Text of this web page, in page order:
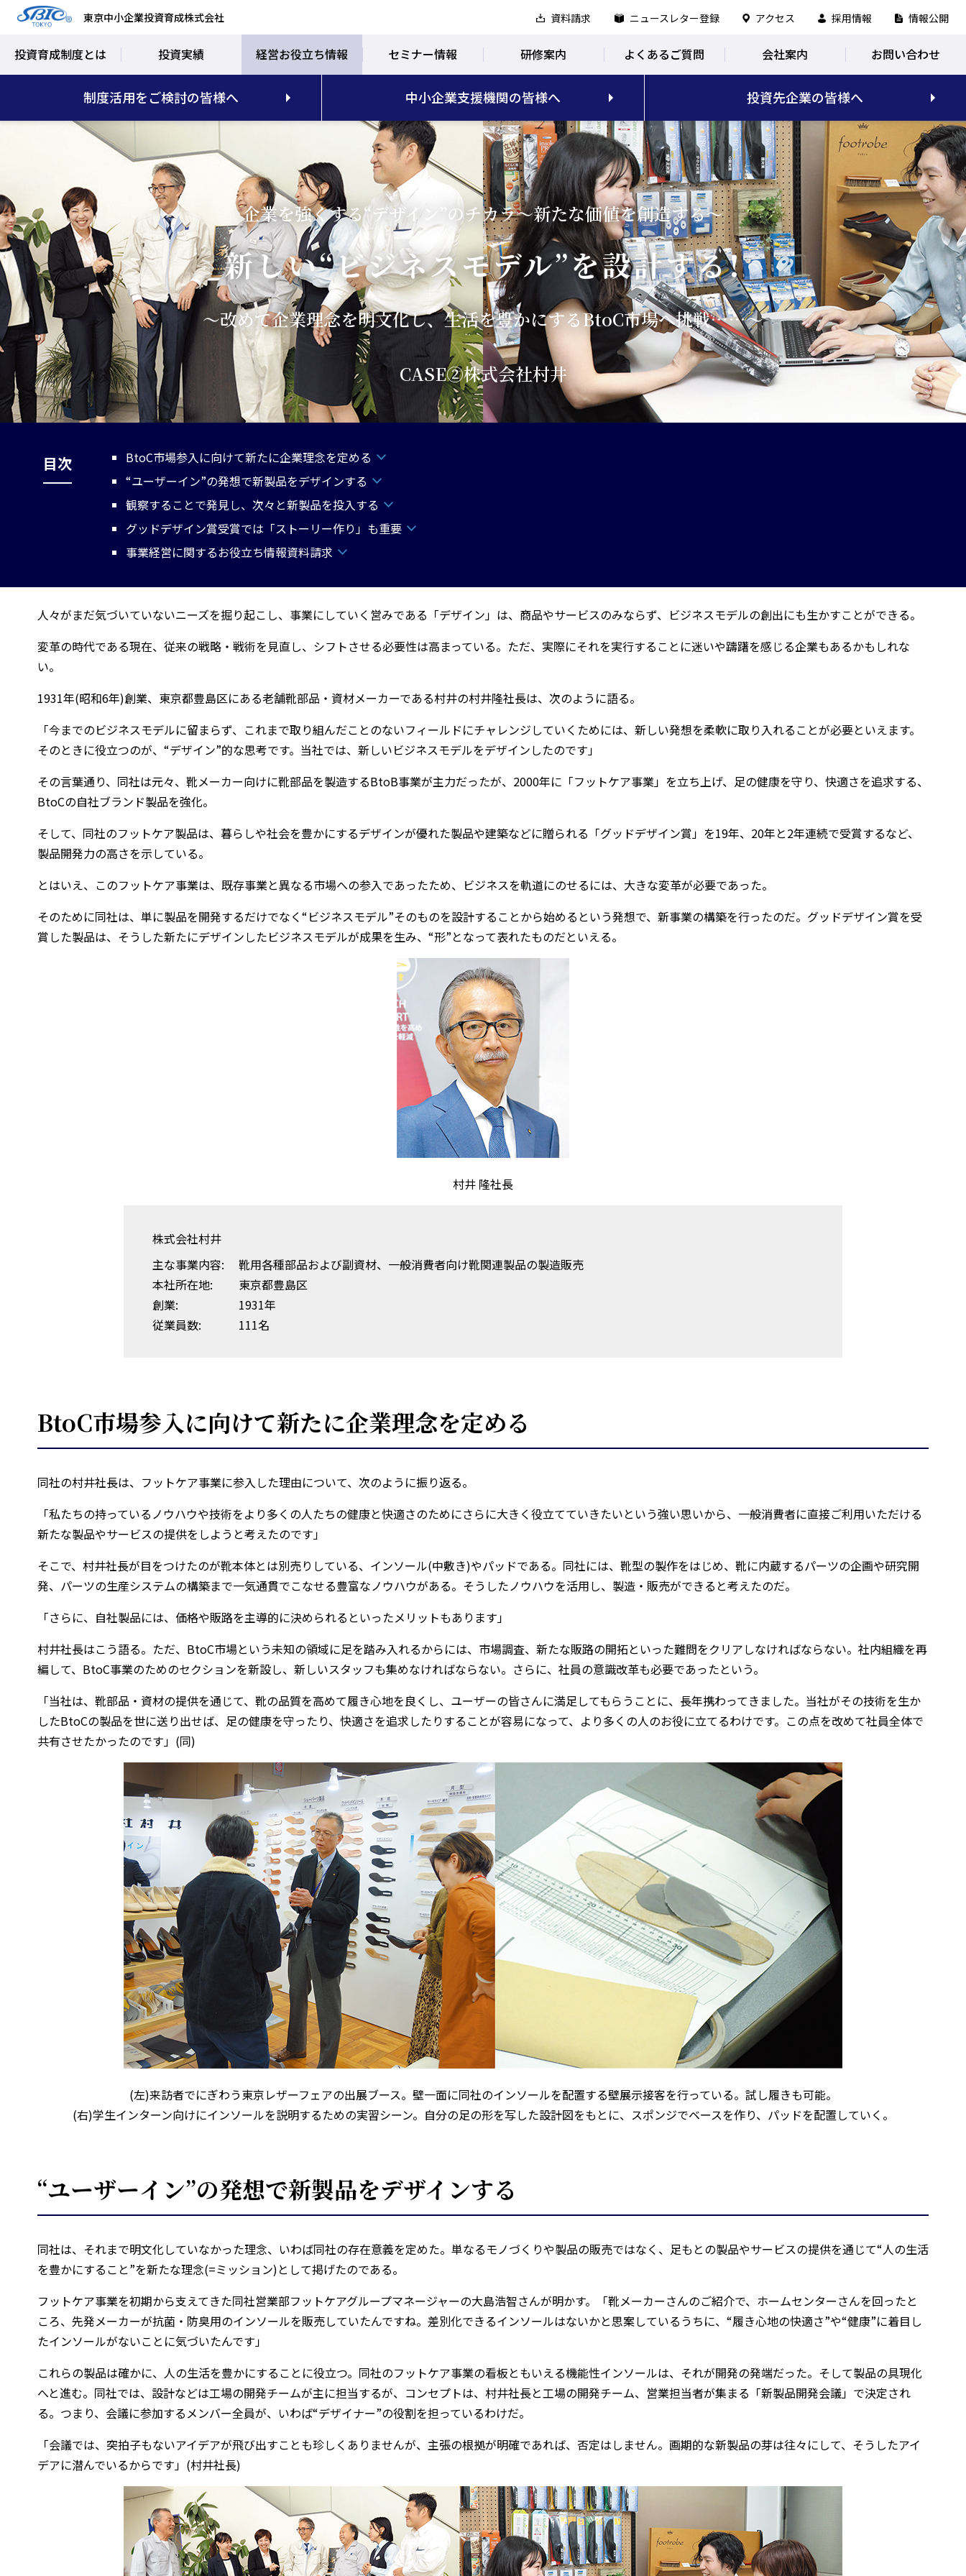
東京中小企業投資育成株式会社 資料請求 ニュースレター登録 アクセス 採用情報 情報公開
投資育成制度とは 投資実績 経営お役立ち情報 セミナー情報 研修案内 よくあるご質問 会社案内 お問い合わせ
制度活用をご検討の皆様へ 中小企業支援機関の皆様へ 投資先企業の皆様へ
企業を強くする“デザイン”のチカラ～新たな価値を創造する～
新しい“ビジネスモデル”を設計する!
～改めて企業理念を明文化し、生活を豊かにするBtoC市場へ挑戦……～
CASE②株式会社村井
目次
BtoC市場参入に向けて新たに企業理念を定める
“ユーザーイン”の発想で新製品をデザインする
観察することで発見し、次々と新製品を投入する
グッドデザイン賞受賞では「ストーリー作り」も重要
事業経営に関するお役立ち情報資料請求
人々がまだ気づいていないニーズを掘り起こし、事業にしていく営みである「デザイン」は、商品やサービスのみならず、ビジネスモデルの創出にも生かすことができる。
変革の時代である現在、従来の戦略・戦術を見直し、シフトさせる必要性は高まっている。ただ、実際にそれを実行することに迷いや躊躇を感じる企業もあるかもしれな
い。
1931年(昭和6年)創業、東京都豊島区にある老舗靴部品・資材メーカーである村井の村井隆社長は、次のように語る。
「今までのビジネスモデルに留まらず、これまで取り組んだことのないフィールドにチャレンジしていくためには、新しい発想を柔軟に取り入れることが必要といえます。
そのときに役立つのが、“デザイン”的な思考です。当社では、新しいビジネスモデルをデザインしたのです」
その言葉通り、同社は元々、靴メーカー向けに靴部品を製造するBtoB事業が主力だったが、2000年に「フットケア事業」を立ち上げ、足の健康を守り、快適さを追求する、
BtoCの自社ブランド製品を強化。
そして、同社のフットケア製品は、暮らしや社会を豊かにするデザインが優れた製品や建築などに贈られる「グッドデザイン賞」を19年、20年と2年連続で受賞するなど、
製品開発力の高さを示している。
とはいえ、このフットケア事業は、既存事業と異なる市場への参入であったため、ビジネスを軌道にのせるには、大きな変革が必要であった。
そのために同社は、単に製品を開発するだけでなく“ビジネスモデル”そのものを設計することから始めるという発想で、新事業の構築を行ったのだ。グッドデザイン賞を受
賞した製品は、そうした新たにデザインしたビジネスモデルが成果を生み、“形”となって表れたものだといえる。
村井 隆社長
株式会社村井
主な事業内容:
靴用各種部品および副資材、一般消費者向け靴関連製品の製造販売
本社所在地:
東京都豊島区
創業:
1931年
従業員数:
111名
BtoC市場参入に向けて新たに企業理念を定める
同社の村井社長は、フットケア事業に参入した理由について、次のように振り返る。
「私たちの持っているノウハウや技術をより多くの人たちの健康と快適さのためにさらに大きく役立てていきたいという強い思いから、一般消費者に直接ご利用いただける
新たな製品やサービスの提供をしようと考えたのです」
そこで、村井社長が目をつけたのが靴本体とは別売りしている、インソール(中敷き)やパッドである。同社には、靴型の製作をはじめ、靴に内蔵するパーツの企画や研究開
発、パーツの生産システムの構築まで一気通貫でこなせる豊富なノウハウがある。そうしたノウハウを活用し、製造・販売ができると考えたのだ。
「さらに、自社製品には、価格や販路を主導的に決められるといったメリットもあります」
村井社長はこう語る。ただ、BtoC市場という未知の領域に足を踏み入れるからには、市場調査、新たな販路の開拓といった難問をクリアしなければならない。社内組織を再
編して、BtoC事業のためのセクションを新設し、新しいスタッフも集めなければならない。さらに、社員の意識改革も必要であったという。
「当社は、靴部品・資材の提供を通じて、靴の品質を高めて履き心地を良くし、ユーザーの皆さんに満足してもらうことに、長年携わってきました。当社がその技術を生か
したBtoCの製品を世に送り出せば、足の健康を守ったり、快適さを追求したりすることが容易になって、より多くの人のお役に立てるわけです。この点を改めて社員全体で
共有させたかったのです」(同)
(左)来訪者でにぎわう東京レザーフェアの出展ブース。壁一面に同社のインソールを配置する壁展示接客を行っている。試し履きも可能。
(右)学生インターン向けにインソールを説明するための実習シーン。自分の足の形を写した設計図をもとに、スポンジでベースを作り、パッドを配置していく。
“ユーザーイン”の発想で新製品をデザインする
同社は、それまで明文化していなかった理念、いわば同社の存在意義を定めた。単なるモノづくりや製品の販売ではなく、足もとの製品やサービスの提供を通じて“人の生活
を豊かにすること”を新たな理念(=ミッション)として掲げたのである。
フットケア事業を初期から支えてきた同社営業部フットケアグループマネージャーの大島浩智さんが明かす。「靴メーカーさんのご紹介で、ホームセンターさんを回ったと
ころ、先発メーカーが抗菌・防臭用のインソールを販売していたんですね。差別化できるインソールはないかと思案しているうちに、“履き心地の快適さ”や“健康”に着目し
たインソールがないことに気づいたんです」
これらの製品は確かに、人の生活を豊かにすることに役立つ。同社のフットケア事業の看板ともいえる機能性インソールは、それが開発の発端だった。そして製品の具現化
へと進む。同社では、設計などは工場の開発チームが主に担当するが、コンセプトは、村井社長と工場の開発チーム、営業担当者が集まる「新製品開発会議」で決定され
る。つまり、会議に参加するメンバー全員が、いわば“デザイナー”の役割を担っているわけだ。
「会議では、突拍子もないアイデアが飛び出すことも珍しくありませんが、主張の根拠が明確であれば、否定はしません。画期的な新製品の芽は往々にして、そうしたアイ
デアに潜んでいるからです」(村井社長)